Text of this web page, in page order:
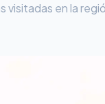
visitadas en la